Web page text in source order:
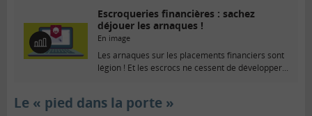
E
n
g
Escroqueries financières : sachez
déjouer les arnaques !
En image
Les arnaques sur les placements financiers sont
légion ! Et les escrocs ne cessent de développer...
Le « pied dans la porte »